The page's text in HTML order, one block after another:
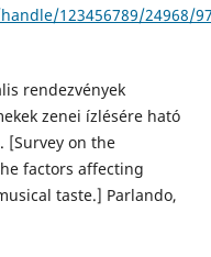
123456789/24968/
rendezvények
zenei ízlésére ható
[Survey on the
factors affecting
taste.] Parlando,